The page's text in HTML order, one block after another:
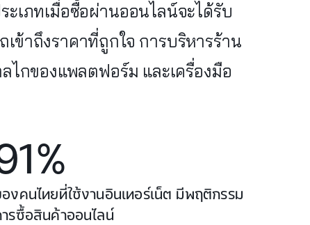
ะเภทเมื่อซื้อผ่านออนไลน์จะได้รับ
ข้าถึงราคาที่ถูกใจ การบริหารร้าน
ลไกของแพลตฟอร์ม และเครื่องมือ
งคนไทยที่ใช้งานอินเทอร์เน็ต มีพฤติกรรม
รซื้อสินค้าออนไลน์